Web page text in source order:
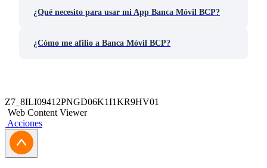
¿Qué necesito para usar mi App Banca Móvil BCP?
¿Cómo me afilio a Banca Móvil BCP?
Z7_8ILI09412PNGD06K1I1KR9HV01
Web Content Viewer
Acciones